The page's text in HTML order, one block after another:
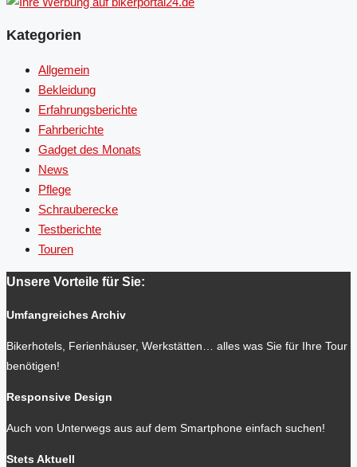
Kategorien
Allgemein
Bekleidung
Erfahrungsberichte
Fahrberichte
Gadget des Monats
News
Pflege
Schrauberecke
Testberichte
Touren
Unsere Vorteile für Sie:
Umfangreiches Archiv
Bikerhotels, Ferienhäuser, Werkstätten… alles was Sie für Ihre Tour
benötigen!
Responsive Design
Auch von Unterwegs aus auf dem Smartphone einfach suchen!
Stets Aktuell